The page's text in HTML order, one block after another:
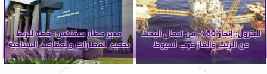
البترول: إنجاز 60% من أعمال البحث
عن الزيت والغاز غرب أسيوط
مدير مطار سفنكس: خطة للربط
بجميع المطارات والمقاصد السياحية